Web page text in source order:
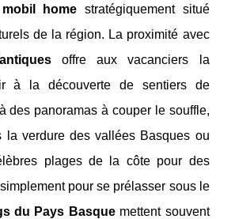
mobil home stratégiquement situé
de la région. La proximité avec
offre aux vacanciers la
à la découverte de sentiers de
des panoramas à couper le souffle,
la verdure des vallées Basques ou
plages de la côte pour des
pour se prélasser sous le
du Pays Basquemettent souvent